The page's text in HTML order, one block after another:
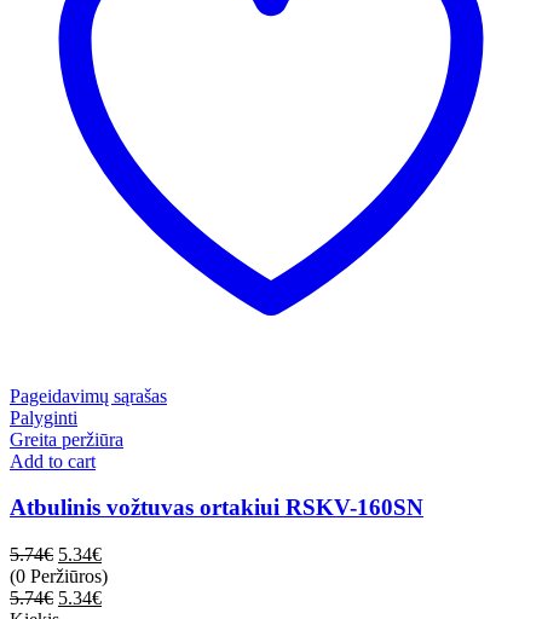
Pageidavimų sąrašas
Palyginti
Greita peržiūra
Add to cart
Atbulinis vožtuvas ortakiui RSKV-160SN
5.74€ 5.34€
(0 Peržiūros)
5.74€ 5.34€